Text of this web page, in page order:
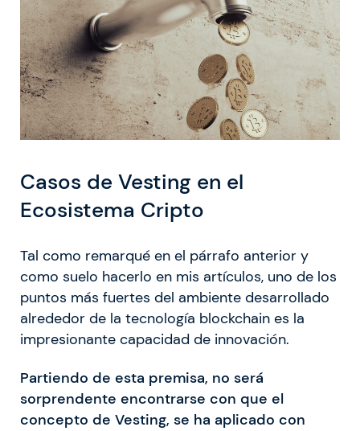
Casos de Vesting en el
Ecosistema Cripto
Tal como remarqué en el párrafo anterior y
como suelo hacerlo en mis artículos, uno de los
puntos más fuertes del ambiente desarrollado
alrededor de la tecnología blockchain es la
impresionante capacidad de innovación.
Partiendo de esta premisa, no será
sorprendente encontrarse con que el
concepto de Vesting, se ha aplicado con